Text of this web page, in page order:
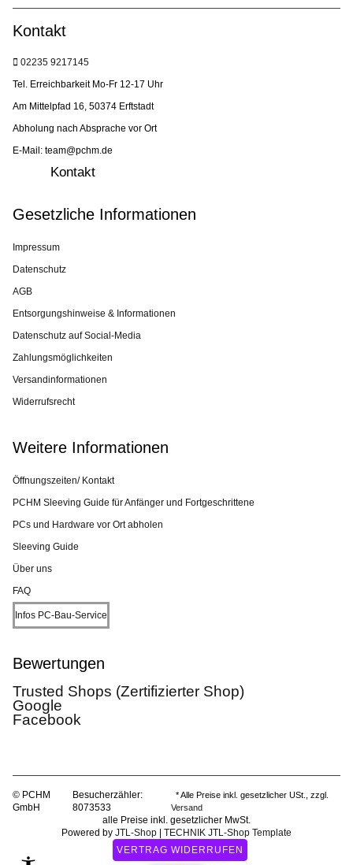
Kontakt
02235 9217145
Tel. Erreichbarkeit Mo-Fr 12-17 Uhr
Am Mittelpfad 16, 50374 Erftstadt
Abholung nach Absprache vor Ort
E-Mail: team@pchm.de
Kontakt
Gesetzliche Informationen
Impressum
Datenschutz
AGB
Entsorgungshinweise & Informationen
Datenschutz auf Social-Media
Zahlungsmöglichkeiten
Versandinformationen
Widerrufsrecht
Weitere Informationen
Öffnungszeiten/ Kontakt
PCHM Sleeving Guide für Anfänger und Fortgeschrittene
PCs und Hardware vor Ort abholen
Sleeving Guide
Über uns
FAQ
Infos PC-Bau-Service
Bewertungen
Trusted Shops (Zertifizierter Shop)
Google
Facebook
© PCHM
GmbH
Besucherzähler:
8073533
* Alle Preise inkl. gesetzlicher USt., zzgl.
Versand
alle Preise inkl. gesetzlicher MwSt.
Powered by JTL-Shop
TECHNIK JTL-Shop Template
VERTRAG WIDERRUFEN